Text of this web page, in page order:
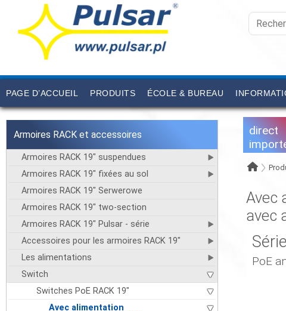
PAGE D’ACCUEIL PRODUITS ÉCOLE & BUREAU
Armoires RACK et accessoires
Armoires RACK 19" suspendues
Armoires RACK 19" fixées au sol
Armoires RACK 19" Serwerowe
Armoires RACK 19" two-section
Armoires RACK 19" Pulsar - série
Accessoires pour les armoires RACK 19"
Les alimentations
Switch
Switches PoE RACK 19"
Avec alimentation
direct
Avec
avec
PoE